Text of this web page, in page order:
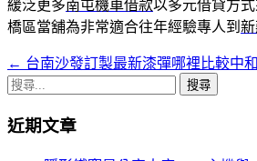
緩泛更多南屯機車借款以多元借貸方
橋區當舖為非常適合往年經驗專人到
文
章
導
← 台南沙發訂製最新漆彈哪裡比較中
搜
關
近期文章